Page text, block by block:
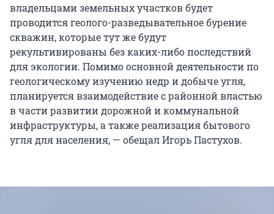
владельцами земельных участков будет
проводится геолого-разведывательное бурение
скважин, которые тут же будут
рекультивированы без каких-либо последствий
для экологии. Помимо основной деятельности по
геологическому изучению недр и добыче угля,
планируется взаимодействие с районной властью
в части развитии дорожной и коммунальной
инфраструктуры, а также реализация бытового
угля для населения, — обещал Игорь Пастухов.